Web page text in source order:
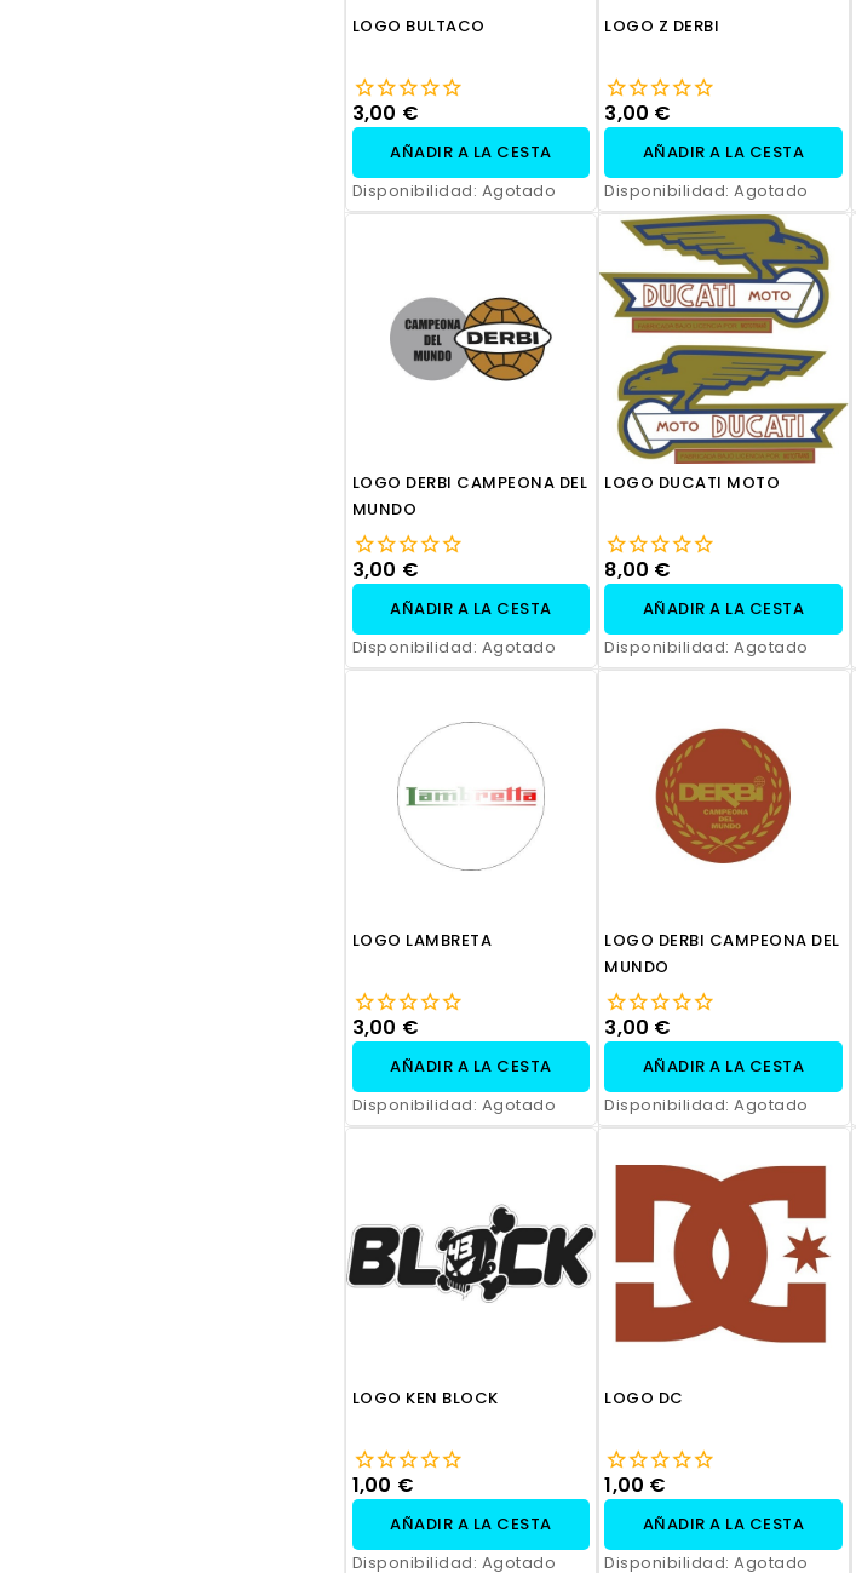
LOGO BULTACO
3,00 €
AÑADIR A LA CESTA
Disponibilidad: Agotado
LOGO Z DERBI
3,00 €
AÑADIR A LA CESTA
Disponibilidad:Agotado
LOGO DERBI CAMPEONA DEL
MUNDO
3,00 €
AÑADIR A LA CESTA
Disponibilidad: Agotado
LOGO DUCATI MOTO
8,00 €
AÑADIR A LA CESTA
Disponibilidad:Agotado
LOGO LAMBRETA
3,00 €
AÑADIR A LA CESTA
Disponibilidad: Agotado
LOGO DERBI CAMPEONA DEL
MUNDO
3,00 €
AÑADIR A LA CESTA
Disponibilidad:Agotado
LOGO KEN BLOCK
1,00 €
AÑADIR A LA CESTA
Disponibilidad: Agotado
LOGO DC
1,00 €
AÑADIR A LA CESTA
Disponibilidad:Agotado